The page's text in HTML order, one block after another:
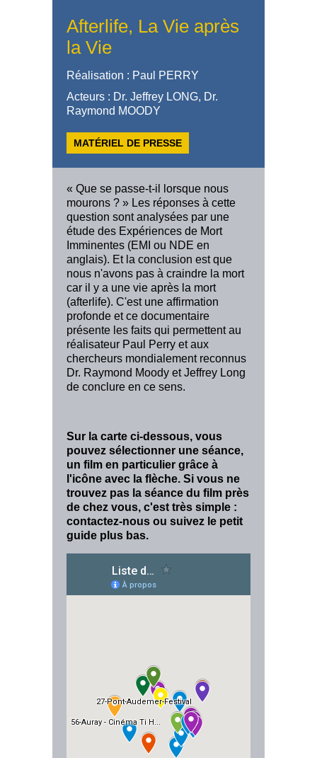
Afterlife, La Vie après
la Vie
Réalisation : Paul PERRY
Acteurs : Dr. Jeffrey LONG, Dr.
Raymond MOODY
MATÉRIEL DE PRESSE
« Que se passe-t-il lorsque nous
mourons ? » Les réponses à cette
question sont analysées par une
étude des Expériences de Mort
Imminentes (EMI ou NDE en
anglais). Et la conclusion est que
nous n'avons pas à craindre la mort
car il y a une vie après la mort
(afterlife). C'est une affirmation
profonde et ce documentaire
présente les faits qui permettent au
réalisateur Paul Perry et aux
chercheurs mondialement reconnus
Dr. Raymond Moody et Jeffrey Long
de conclure en ce sens.
Sur la carte ci-dessous, vous
pouvez sélectionner une séance,
un film en particulier grâce à
l'icône avec la flèche. Si vous ne
trouvez pas la séance du film près
de chez vous, c'est très simple :
contactez-nous ou suivez le petit
guide plus bas.